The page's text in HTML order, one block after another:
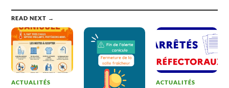
READ NEXT →
ACTUALITÉS ACTUALITÉS